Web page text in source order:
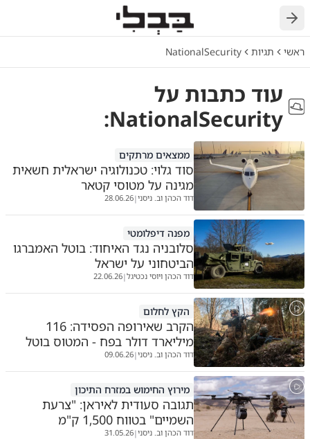
חזרה
ראשי תגיות NationalSecurity
עוד כתבות על
NationalSecurity
:
ממצאים מרתקים
סוד גלוי: טכנולוגיה ישראלית חשאית
מגינה על מטוסי קטאר
דוד הכהן וב. ניסני|
28.06.26
מפנה דיפלומטי
סלובניה נגד האיחוד: בוטל האמברגו
הביטחוני על ישראל
דוד הכהן ויוסי נכטיגל|
22.06.26
הקץ לחלום
הקרב שאירופה הפסידה: 116
מיליארד דולר בפח - המטוס בוטל
דוד הכהן וב. ניסני|
09.06.26
מירוץ החימוש במזרח התיכון
תגובה סעודית לאיראן: "צרעת
השמיים" בטווח 1,500 ק"מ
דוד הכהן וב. ניסני|
31.05.26